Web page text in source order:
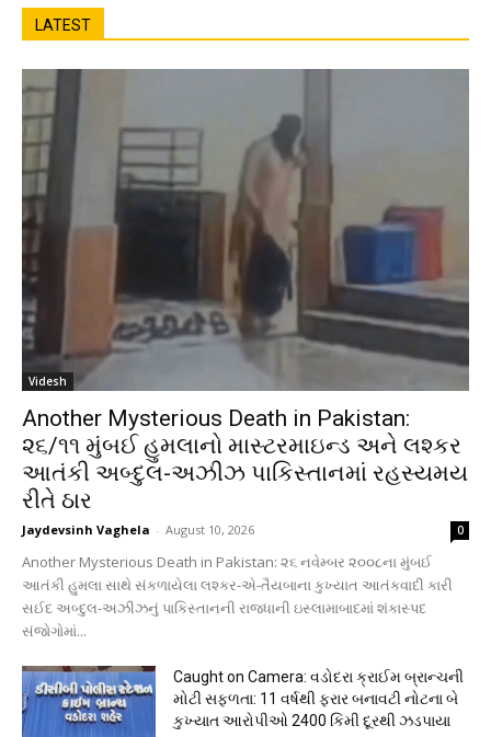
LATEST
Videsh
Another Mysterious Death in Pakistan:
૨૬/૧૧ મુંબઈ હુમલાનો માસ્ટરમાઇન્ડ અને લશ્કર
આતંકી અબ્દુલ-અઝીઝ પાકિસ્તાનમાં રહસ્યમય
રીતે ઠાર
Jaydevsinh Vaghela - August 10, 2026 0
Another Mysterious Death in Pakistan: ૨૬ નવેમ્બર ૨૦૦૮ના મુંબઈ
આતંકી હુમલા સાથે સંકળાયેલા લશ્કર-એ-તૈયબાના કુખ્યાત આતંકવાદી કારી
સઈદ અબ્દુલ-અઝીઝનું પાકિસ્તાનની રાજધાની ઇસ્લામાબાદમાં શંકાસ્પદ
સંજોગોમાં...
Caught on Camera: વડોદરા ક્રાઈમ બ્રાન્ચની
મોટી સફળતા: 11 વર્ષથી ફરાર બનાવટી નોટના બે
કુખ્યાત આરોપીઓ 2400 કિમી દૂરથી ઝડપાયા